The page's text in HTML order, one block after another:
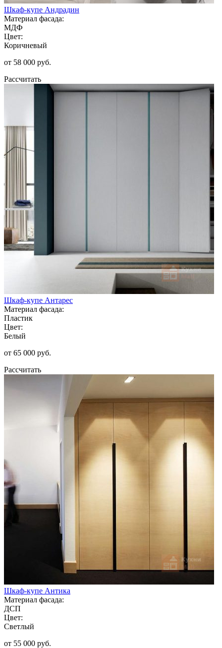
Шкаф-купе Андрадин
Материал фасада:
МДФ
Цвет:
Коричневый
от 58 000 руб.
Рассчитать
Шкаф-купе Антарес
Материал фасада:
Пластик
Цвет:
Белый
от 65 000 руб.
Рассчитать
Шкаф-купе Антика
Материал фасада:
ДСП
Цвет:
Светлый
от 55 000 руб.